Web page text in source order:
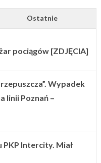
Ostatnie
pociągów [ZDJĘCIA]
Wypadek
linii Poznań –
PKP Intercity. Miał